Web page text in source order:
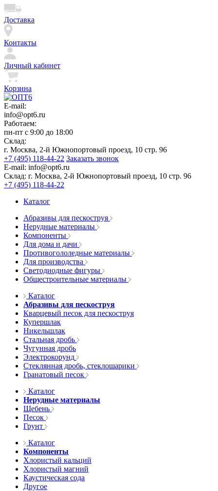
Доставка
Контакты
Личный кабинет
Корзина
E-mail:
info@opt6.ru
Работаем:
пн-пт с 9:00 до 18:00
Склад:
г. Москва, 2-й Южнопортовый проезд, 10 стр. 96
+7 (495) 118-44-22 Заказать звонок
E-mail: info@opt6.ru
Склад: г. Москва, 2-й Южнопортовый проезд, 10 стр. 96
+7 (495) 118-44-22
Каталог
Абразивы для пескоструя
Нерудные материалы
Компоненты
Для дома и дачи
Противогололедные материалы
Для производства
Светодиодные фигуры
Общестроительные материалы
Каталог
Абразивы для пескоструя
Кварцевый песок для пескоструя
Купершлак
Никельшлак
Стальная дробь
Чугунная дробь
Электрокорунд
Стеклянная дробь, стеклошарики
Гранатовый песок
Каталог
Нерудные материалы
Щебень
Песок
Грунт
Каталог
Компоненты
Хлористый кальций
Хлористый магний
Каустическая сода
Другое